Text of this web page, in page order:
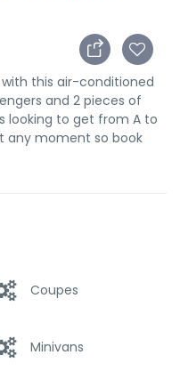
this air-conditioned
and 2 pieces of
looking to get from A to
any moment so book
Coupes
Minivans